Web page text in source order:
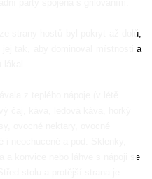
párty spojená s grilováním.
strany hostů byl pokryt až dolů,
tak, aby dominoval míst­nosti a
z teplého nápoje (v létě
čaj, káva, ledová káva, horký
ovocné nektary, ovocné
neochucené a pod. Sklenky,
a konvice nebo láhve s nápoji se
stolu a protější strana je